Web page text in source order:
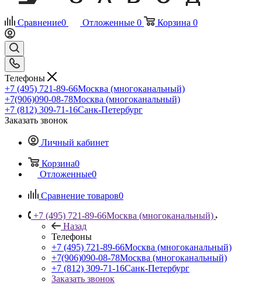
Сравнение0 Отложенные 0 Корзина 0
Телефоны
+7 (495) 721-89-66Москва (многоканальный)
+7(906)090-08-78Москва (многоканальный)
+7 (812) 309-71-16Санк-Петербург
Заказать звонок
Личный кабинет
Корзина0
Отложенные0
Сравнение товаров0
+7 (495) 721-89-66Москва (многоканальный)
Назад
Телефоны
+7 (495) 721-89-66Москва (многоканальный)
+7(906)090-08-78Москва (многоканальный)
+7 (812) 309-71-16Санк-Петербург
Заказать звонок